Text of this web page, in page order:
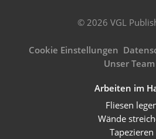
© 2026 VGL
Cookie Einstellungen
Unser Team
Arbeiten im
Fliesen
Wände
Tapezieren